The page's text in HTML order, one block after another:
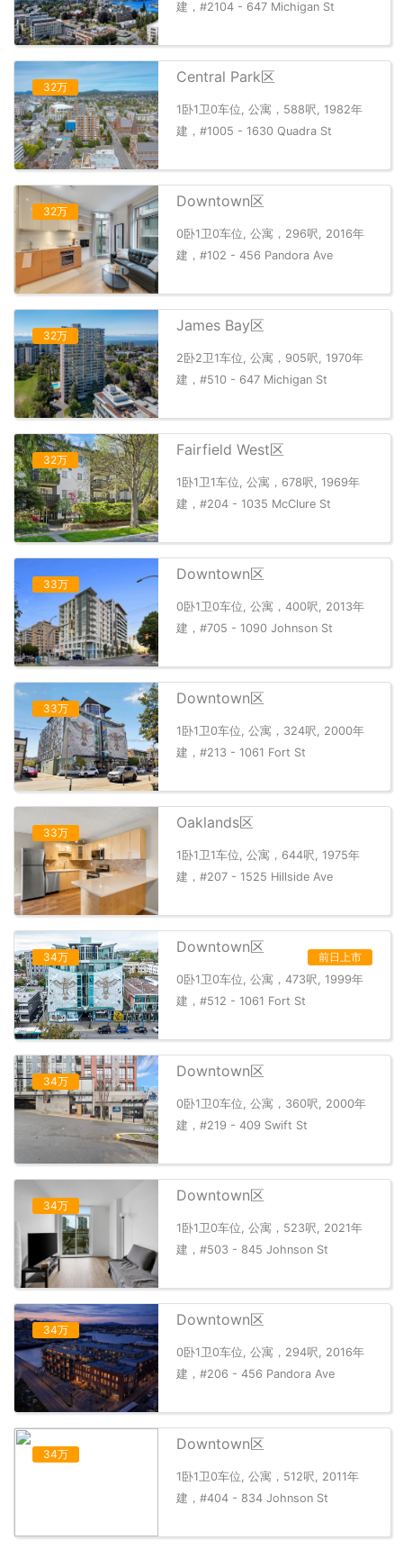
建，#2104 - 647 Michigan St
32万
Central Park区
1卧1卫0车位, 公寓，588呎, 1982年
建，#1005 - 1630 Quadra St
32万
Downtown区
0卧1卫0车位, 公寓，296呎, 2016年
建，#102 - 456 Pandora Ave
32万
James Bay区
2卧2卫1车位, 公寓，905呎, 1970年
建，#510 - 647 Michigan St
32万
Fairfield West区
1卧1卫1车位, 公寓，678呎, 1969年
建，#204 - 1035 McClure St
33万
Downtown区
0卧1卫0车位, 公寓，400呎, 2013年
建，#705 - 1090 Johnson St
33万
Downtown区
1卧1卫0车位, 公寓，324呎, 2000年
建，#213 - 1061 Fort St
33万
Oaklands区
1卧1卫1车位, 公寓，644呎, 1975年
建，#207 - 1525 Hillside Ave
34万 前日上市
Downtown区
0卧1卫0车位, 公寓，473呎, 1999年
建，#512 - 1061 Fort St
34万
Downtown区
0卧1卫0车位, 公寓，360呎, 2000年
建，#219 - 409 Swift St
34万
Downtown区
1卧1卫0车位, 公寓，523呎, 2021年
建，#503 - 845 Johnson St
34万
Downtown区
0卧1卫0车位, 公寓，294呎, 2016年
建，#206 - 456 Pandora Ave
34万
Downtown区
1卧1卫0车位, 公寓，512呎, 2011年
建，#404 - 834 Johnson St